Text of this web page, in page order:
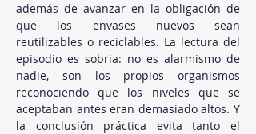
además de avanzar en la obligación de
que los envases nuevos sean
reutilizables o reciclables. La lectura del
episodio es sobria: no es alarmismo de
nadie, son los propios organismos
reconociendo que los niveles que se
aceptaban antes eran demasiado altos. Y
la conclusión práctica evita tanto el